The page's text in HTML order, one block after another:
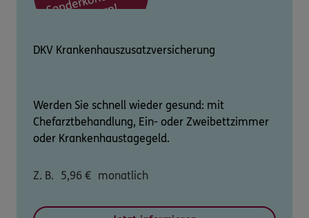
DKV Krankenhauszusatzversicherung
Werden Sie schnell wieder gesund: mit
Chefarztbehandlung, Ein- oder Zweibettzimmer
oder Krankenhaustagegeld.
Z. B. 5,96 € monatlich